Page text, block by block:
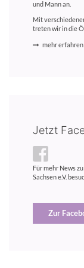
und Mann an.
Mit
treten wir in die
mehr erfahren
Jetzt
Für mehr News
Sachsen e.V.
Zur